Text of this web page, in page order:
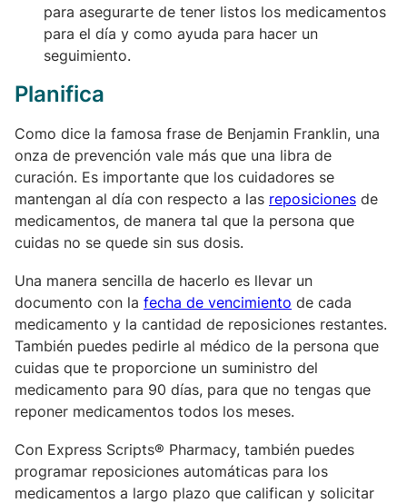
para asegurarte de tener listos los medicamentos
para el día y como ayuda para hacer un
seguimiento.
Planifica
Como dice la famosa frase de Benjamin Franklin, una
onza de prevención vale más que una libra de
curación. Es importante que los cuidadores se
mantengan al día con respecto a las reposiciones de
medicamentos, de manera tal que la persona que
cuidas no se quede sin sus dosis.
Una manera sencilla de hacerlo es llevar un
documento con la fecha de vencimiento de cada
medicamento y la cantidad de reposiciones restantes.
También puedes pedirle al médico de la persona que
cuidas que te proporcione un suministro del
medicamento para 90 días, para que no tengas que
reponer medicamentos todos los meses.
Con Express Scripts® Pharmacy, también puedes
programar reposiciones automáticas para los
medicamentos a largo plazo que califican y solicitar